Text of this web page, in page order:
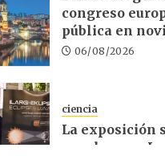
congreso
pública en
06/08/2026
ciencia
La exposición
concluye en